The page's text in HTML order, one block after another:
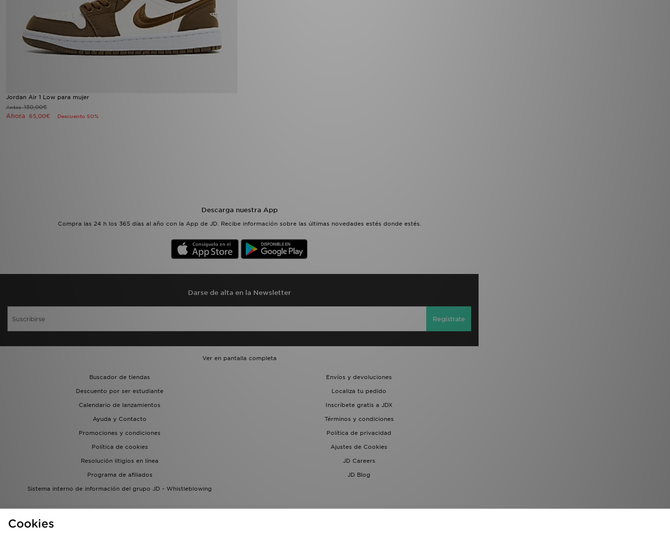
Jordan Air 1 Low para mujer
Antes130,00€
Ahora 65,00€ Descuento 50%
Descarga nuestra App
Compra las 24 h los 365 días al año con la App de JD. Recibe información sobre las últimas novedades estés donde estés.
Darse de alta en la Newsletter
Regístrate
Ver en pantalla completa
Buscador de tiendas
Envíos y devoluciones
Descuento por ser estudiante
Localiza tu pedido
Calendario de lanzamientos
Inscríbete gratis a JDX
Ayuda y Contacto
Términos y condiciones
Promociones y condiciones
Política de privacidad
Política de cookies
Ajustes de Cookies
Resolución litigios en línea
JD Careers
Programa de afiliados
JD Blog
Sistema interno de información del grupo JD - Whistleblowing
Cookies